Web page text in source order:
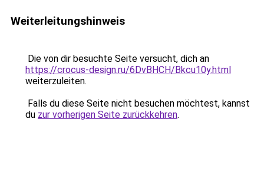
Weiterleitungshinweis
Die von dir besuchte Seite versucht, dich an
https://crocus-design.ru/6DvBHCH/Bkcu10y.html
weiterzuleiten.
Falls du diese Seite nicht besuchen möchtest, kannst
du zur vorherigen Seite zurückkehren.